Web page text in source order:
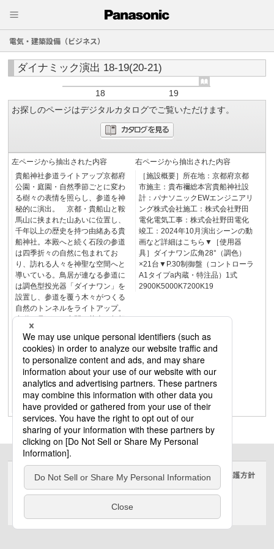
電気・建築設備（ビジネス）
ダイナミック演出 18-19(20-21)
18
19
お探しのページはデジタルカタログでご覧いただけます。
左ページから抽出された内容
貴船神社参道ライトアップ京都府
公園・庭園・自然季節ごとに変わ
る樹々の表情を照らし、参道を神
秘的に演出。 京都・貴船山と鞍
馬山に挟まれた山あいに位置し、
千年以上の歴史を持つ由緒ある貴
船神社。本殿へと続く石段の参道
は四季折々の自然に包まれてお
り、訪れる人々を神聖な空間へと
導いている。鳥居が連なる参道に
は調色型投光器「ダイナワン」を
設置し、参道を覆う木々がつくる
自然のトンネルをライトアップ。
参道を見下ろす空間を壮大で幻想
的な雰囲気に演出した。 春の新
緑、夏の深緑、秋の紅葉、冬の雪
景といった季節の彩りに合わせ
て、色温度を7200K、5000K、
2900Kと変化させることで、四季
それぞれの異なる雰囲気の演出が
可能に。神聖な神社の魅力を一層
引き立てている。18
右ページから抽出された内容
［施設概要］所在地：京都府京都
市施主：貴布禰総本宮貴船神社設
計：パナソニックEWエンジニアリ
ング株式会社施工：株式会社野田
電化電気工事：株式会社野田電化
竣工：2024年10月演出シーンの動
画など詳細はこちら▼［使用器
具］ダイナワン広角28°（調色）
×21台▼P.30制御盤（コントローラ
A1タイプa内蔵・特注品）1式
2900K5000K7200K19
サイトのご利用にあたって クッキーポリシー 個人情報保護方針
電気・建築設備（ビジネス）
© Panasonic Electric Works Co., Ltd.